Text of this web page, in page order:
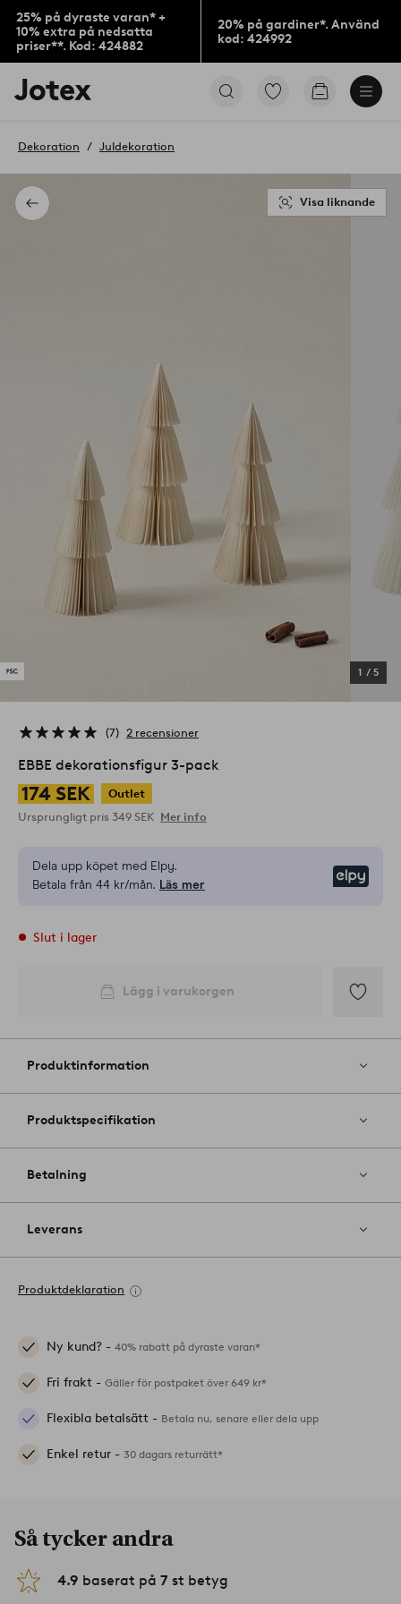
25% på dyraste varan* +
10% extra på nedsatta
priser**. Kod: 424882
20% på gardiner*. Använd
kod: 424992
Jotex
logotyp
till
Gå
Gå
Tillbaka
Dekoration Juldekoration
1 / 5
Visa liknande
7 2 recensioner
EBBE dekorationsfigur 3-pack
174 SEK
Outlet
Ursprungligt pris 349 SEK Mer info
Dela upp köpet med Elpy.
Betala från 44 kr/mån. Läs mer
Slut i lager
Lägg i varukorgen
till
favoriter
Produktinformation
Produktspecifikation
Betalning
Leverans
Produktdeklaration
Ny kund? - 40% rabatt på dyraste varan*
Fri frakt - Gäller för postpaket över 649 kr*
Flexibla betalsätt - Betala nu, senare eller dela upp
Enkel retur - 30 dagars returrätt*
Så tycker andra
4.9 baserat på 7 st betyg